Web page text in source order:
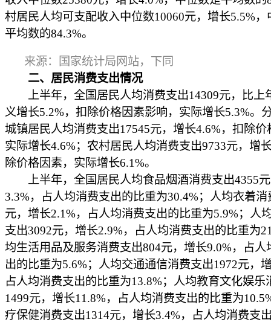
村居民人均可支配收入中位数10060元，增长5.5%，
平均数的84.3%。
来源：国家统计局网站，下同
二、居民消费支出情况
上半年，全国居民人均消费支出14309元，比上
义增长5.2%，扣除价格因素影响，实际增长5.3%。
城镇居民人均消费支出17545元，增长4.6%，扣除价
实际增长4.6%；农村居民人均消费支出9733元，增
除价格因素，实际增长6.1%。
上半年，全国居民人均食品烟酒消费支出4355
3.3%，占人均消费支出的比重为30.4%；人均衣着消
元，增长2.1%，占人均消费支出的比重为5.9%；人
支出3092元，增长2.9%，占人均消费支出的比重为
均生活用品及服务消费支出804元，增长9.0%，占人
出的比重为5.6%；人均交通通信消费支出1972元，
占人均消费支出的比重为13.8%；人均教育文化娱乐
1499元，增长11.8%，占人均消费支出的比重为
疗保健消费支出1314元，增长3.4%，占人均消费支